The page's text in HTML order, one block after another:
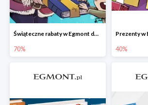
Świąteczne rabaty w Egmont do -70%
70% 40%